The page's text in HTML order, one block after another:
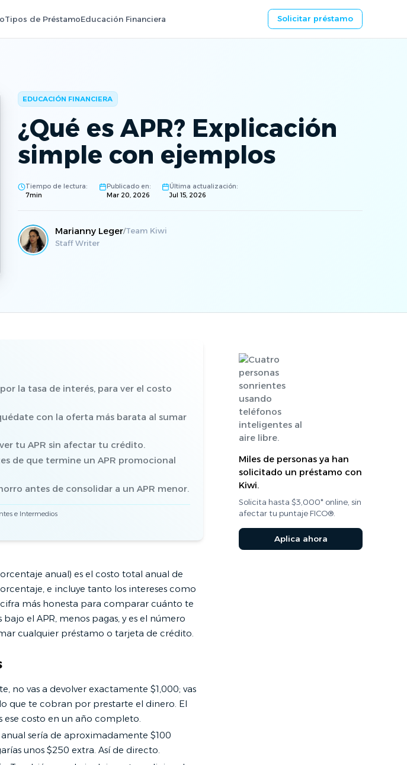
Tipos de PréstamoEducación Financiera Solicitar préstamo
EDUCACIÓN FINANCIERA
¿Qué es APR? Explicación
simple con ejemplos
Tiempo de lectura:
7min
Publicado en:
Mar 20, 2026
Última actualización:
Jul 15, 2026
Marianny Leger/Team Kiwi
Staff Writer
la tasa de interés, para ver el costo
con la oferta más barata al sumar
tu APR sin afectar tu crédito.
de que termine un APR promocional
antes de consolidar a un APR menor.
e Intermedios
anual) es el costo total anual de
e incluye tanto los intereses como
más honesta para comparar cuánto te
el APR, menos pagas, y es el número
cualquier préstamo o tarjeta de crédito.
no vas a devolver exactamente $1,000; vas
que te cobran por prestarte el dinero. El
ese costo en un año completo.
anual sería de aproximadamente $100
unos $250 extra. Así de directo.
Miles de personas ya han
solicitado un préstamo con
Kiwi.
Solicita hasta $3,000* online, sin
afectar tu puntaje FICO®.
Aplica ahora